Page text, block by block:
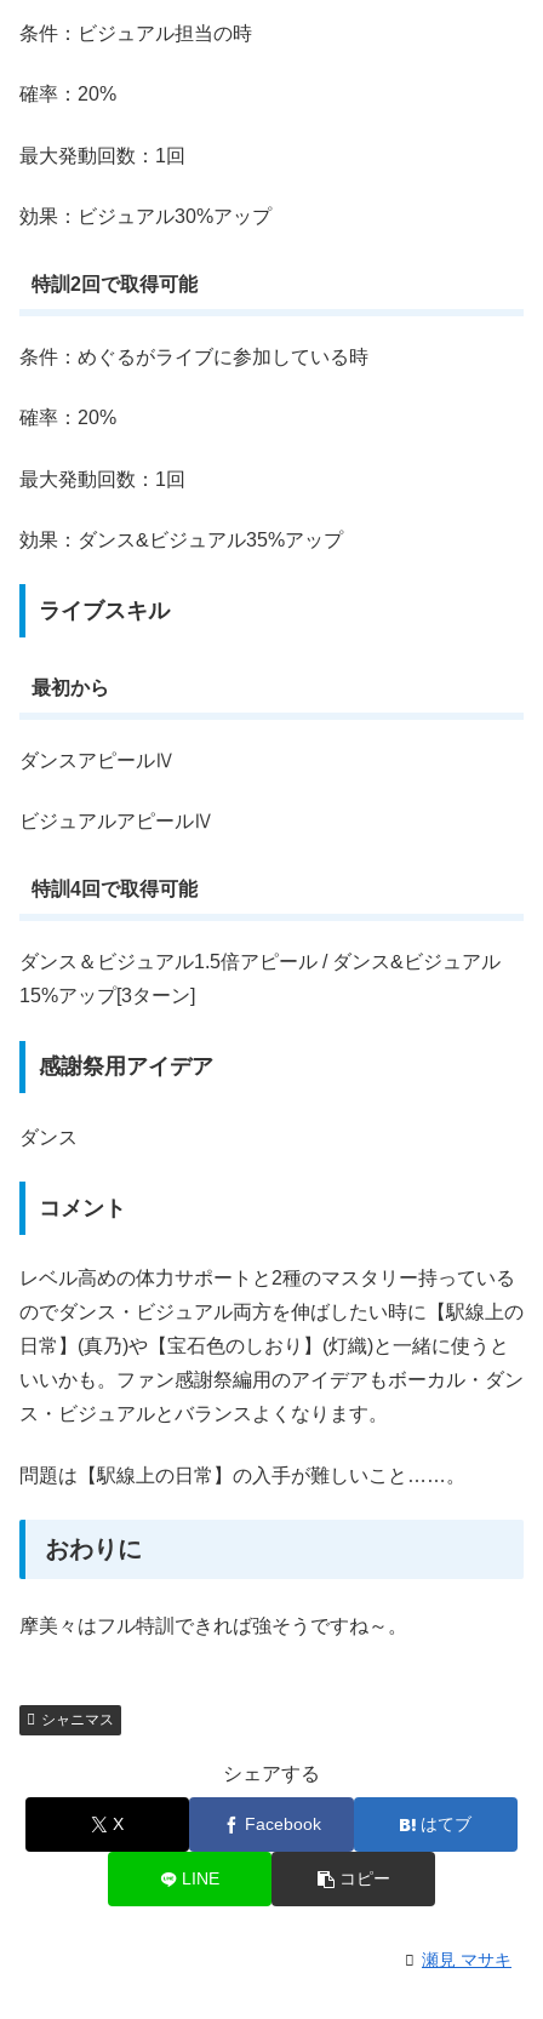
条件：ビジュアル担当の時
確率：20%
最大発動回数：1回
効果：ビジュアル30%アップ
特訓2回で取得可能
条件：めぐるがライブに参加している時
確率：20%
最大発動回数：1回
効果：ダンス&ビジュアル35%アップ
ライブスキル
最初から
ダンスアピールⅣ
ビジュアルアピールⅣ
特訓4回で取得可能
ダンス＆ビジュアル1.5倍アピール / ダンス&ビジュアル
15%アップ[3ターン]
感謝祭用アイデア
ダンス
コメント
レベル高めの体力サポートと2種のマスタリー持っている
のでダンス・ビジュアル両方を伸ばしたい時に【駅線上の
日常】(真乃)や【宝石色のしおり】(灯織)と一緒に使うと
いいかも。ファン感謝祭編用のアイデアもボーカル・ダン
ス・ビジュアルとバランスよくなります。
問題は【駅線上の日常】の入手が難しいこと……。
おわりに
摩美々はフル特訓できれば強そうですね～。
シャニマス
シェアする
X Facebook はてブ
LINE コピー
瀬見 マサキ